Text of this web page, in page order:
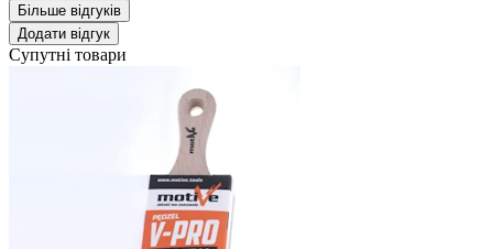
Більше відгуків
Додати відгук
Супутні товари